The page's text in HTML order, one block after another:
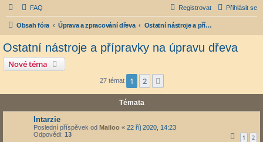
FAQ Přihlásit se
Registrovat
Obsah fóra Úprava a zpracování dřeva Ostatní nástroje a přípravky na úpravu dřeva
Ostatní nástroje a přípravky na úpravu dřeva
Nové téma
27 témat 1 2
Témata
Intarzie
Poslední příspěvek od Mailoo « 22 říj 2020, 14:23
Odpovědi: 13 1 2